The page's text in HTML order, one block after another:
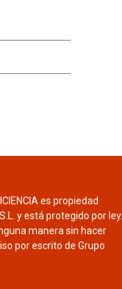
es propiedad
y está protegido por ley.
manera sin hacer
por escrito de Grupo